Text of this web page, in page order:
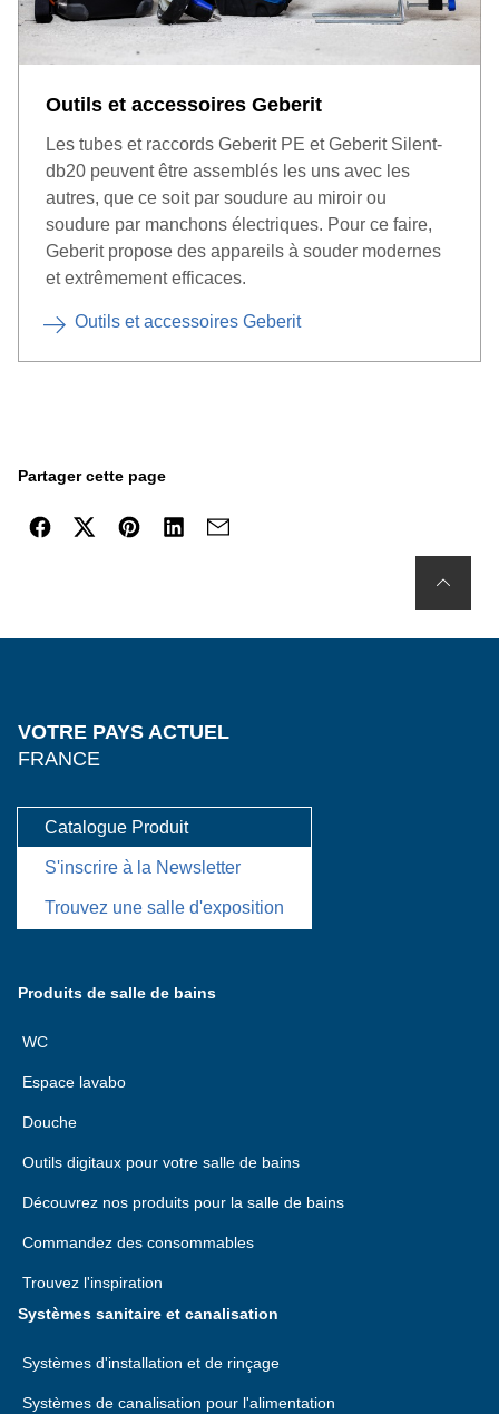
Outils et accessoires Geberit
Les tubes et raccords Geberit PE et Geberit Silent-
db20 peuvent être assemblés les uns avec les
autres, que ce soit par soudure au miroir ou
soudure par manchons électriques. Pour ce faire,
Geberit propose des appareils à souder modernes
et extrêmement efficaces.
Outils et accessoires Geberit
Partager cette page
VOTRE PAYS ACTUEL
FRANCE
Catalogue Produit
S'inscrire à la Newsletter
Trouvez une salle d'exposition
Produits de salle de bains
WC
Espace lavabo
Douche
Outils digitaux pour votre salle de bains
Découvrez nos produits pour la salle de bains
Commandez des consommables
Trouvez l'inspiration
Systèmes sanitaire et canalisation
Systèmes d'installation et de rinçage
Systèmes de canalisation pour l'alimentation